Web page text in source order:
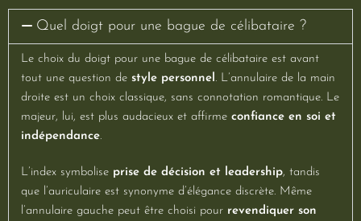
Quel doigt pour une bague de célibataire ?
Le choix du doigt pour une bague de célibataire est avant
tout une question de style personnel . L’annulaire de la main
droite est un choix classique, sans connotation romantique. Le
majeur, lui, est plus audacieux et affirme confiance en soi et
indépendance.
L’index symbolise prise de décision et leadership, tandis
que l’auriculaire est synonyme d’élégance discrète. Même
l’annulaire gauche peut être choisi pour revendiquer son